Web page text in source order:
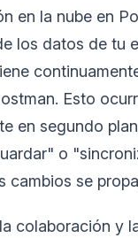
en la nube en
los datos de tu
Esto
en segundo
o
cambios se
colaboración y